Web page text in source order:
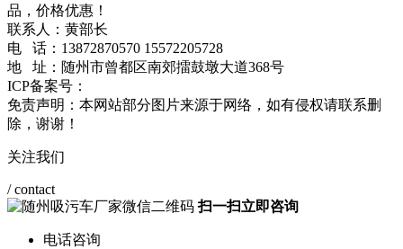
品，价格优惠！
联系人：黄部长
电 话：13872870570 15572205728
地 址：随州市曾都区南郊擂鼓墩大道368号
ICP备案号：
免责声明：本网站部分图片来源于网络，如有侵权请联系删
除，谢谢！
关注我们
/ contact
扫一扫立即咨询
电话咨询